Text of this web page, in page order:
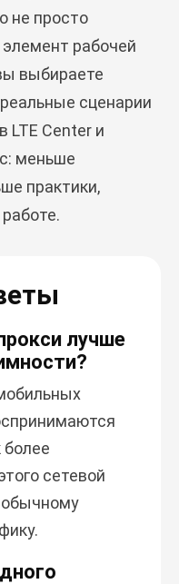
не просто
рабочей
выбираете
сценарии
LTE Center и
меньше
практики,
лучше
сетевой